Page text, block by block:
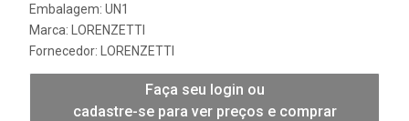
Embalagem: UN1
Marca: LORENZETTI
Fornecedor: LORENZETTI
Faça seu login ou
cadastre-se para ver preços e comprar